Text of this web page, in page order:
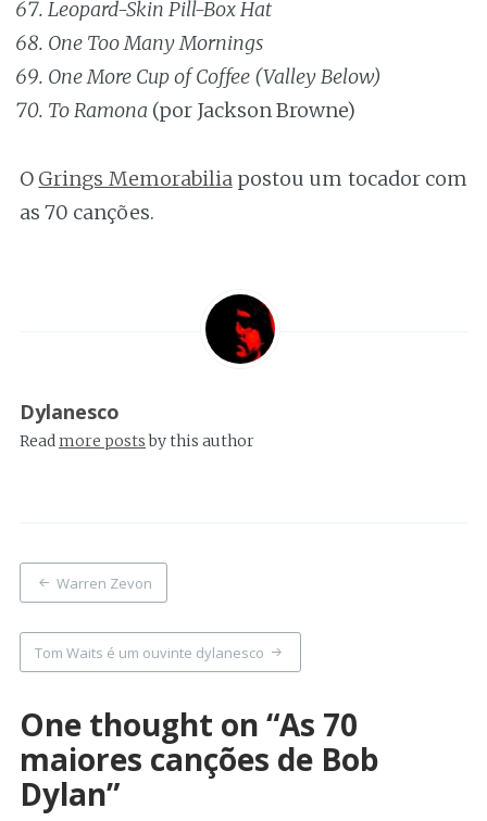
Leopard-Skin Pill-Box Hat
One Too Many Mornings
One More Cup of Coffee (Valley Below)
To Ramona (por Jackson Browne)
O Grings Memorabilia postou um tocador com
as 70 canções.
Dylanesco
Readmore postsby this author
Post
navigation
Warren Zevon
Tom Waits é um ouvinte dylanesco
One thought on “As 70
maiores canções de Bob
Dylan”